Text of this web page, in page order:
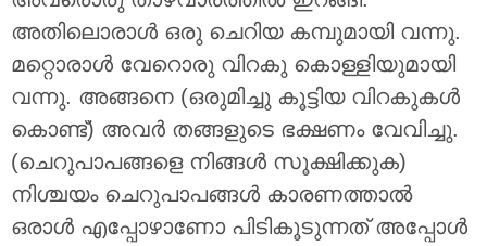
അതിലൊരാള്‍ ഒരു ചെറിയ കമ്പുമായി വന്നു.
മറ്റൊരാള്‍ വേറൊരു വിറകു കൊള്ളിയുമായി
വന്നു. അങ്ങനെ (ഒരുമിച്ചു കൂട്ടിയ വിറകുകള്‍
കൊണ്ട്) അവര്‍ തങ്ങളുടെ ഭക്ഷണം വേവിച്ചു.
(ചെറുപാപങ്ങളെ നിങ്ങള്‍ സൂക്ഷിക്കുക)
നിശ്ചയം ചെറുപാപങ്ങള്‍ കാരണത്താല്‍
ഒരാള്‍ എപ്പോഴാണോ പിടികൂടുന്നത് അപ്പോള്‍